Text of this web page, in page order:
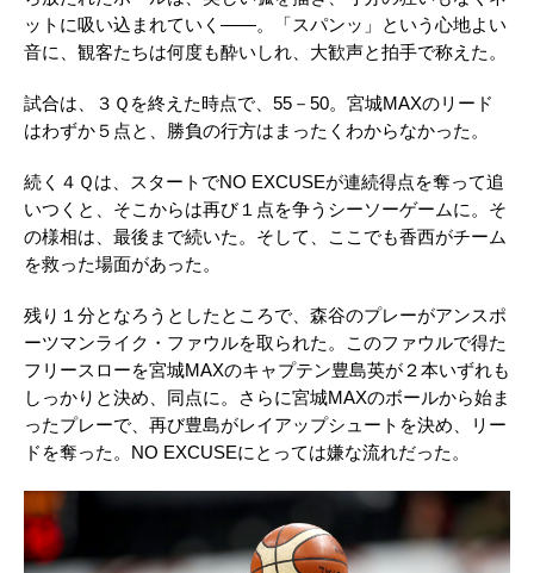
ットに吸い込まれていく――。「スパンッ」という心地よい
音に、観客たちは何度も酔いしれ、大歓声と拍手で称えた。
試合は、３Ｑを終えた時点で、 55 － 50。宮城MAXのリード
はわずか５点と、勝負の行方はまったくわからなかった。
続く４Ｑは、スタートでNO EXCUSEが連続得点を奪って追
いつくと、そこからは再び１点を争うシーソーゲームに。そ
の様相は、最後まで続いた。そして、ここでも香西がチーム
を救った場面があった。
残り１分となろうとしたところで、森谷のプレーがアンスポ
ーツマンライク・ファウルを取られた。このファウルで得た
フリースローを宮城MAXのキャプテン豊島英が２本いずれも
しっかりと決め、同点に。さらに宮城MAXのボールから始ま
ったプレーで、再び豊島がレイアップシュートを決め、リー
ドを奪った。 NO EXCUSEにとっては嫌な流れだった。